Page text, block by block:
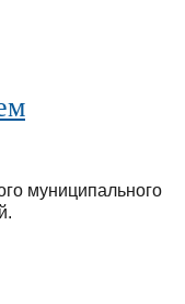
муниципального